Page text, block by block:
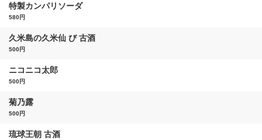
特製カンパリソーダ
580円
久米島の久米仙 び 古酒
500円
ニコニコ太郎
500円
菊乃露
500円
琉球王朝 古酒